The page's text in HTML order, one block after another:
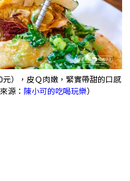
），皮Ｑ肉嫩，緊實帶甜的口感
源： 陳小可的吃喝玩樂）